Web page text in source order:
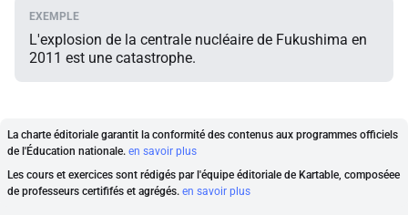
L'explosion de la centrale nucléaire de Fukushima en
2011 est une catastrophe.
La charte éditoriale garantit la conformité des contenus aux programmes officiels
de l'Éducation nationale. en savoir plus
Les cours et exercices sont rédigés par l'équipe éditoriale de Kartable, composéee
de professeurs certififés et agrégés. en savoir plus